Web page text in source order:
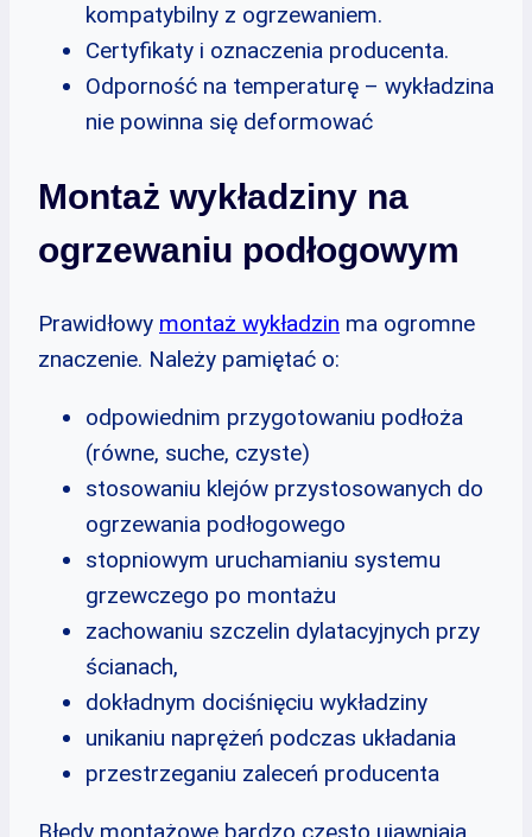
kompatybilny z ogrzewaniem.
Certyfikaty i oznaczenia producenta.
Odporność na temperaturę – wykładzina
nie powinna się deformować
Montaż wykładziny na
ogrzewaniu podłogowym
Prawidłowy montaż wykładzin ma ogromne
znaczenie. Należy pamiętać o:
odpowiednim przygotowaniu podłoża
(równe, suche, czyste)
stosowaniu klejów przystosowanych do
ogrzewania podłogowego
stopniowym uruchamianiu systemu
grzewczego po montażu
zachowaniu szczelin dylatacyjnych przy
ścianach,
dokładnym dociśnięciu wykładziny
unikaniu naprężeń podczas układania
przestrzeganiu zaleceń producenta